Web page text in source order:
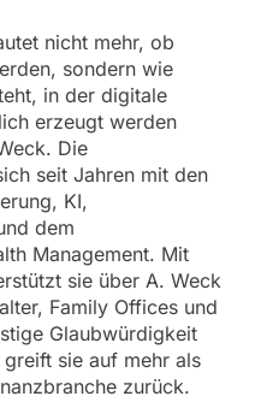
nicht mehr, ob
sondern wie
in der digitale
erzeugt werden
Die
seit Jahren mit den
KI,
dem
Management. Mit
sie über A. Weck
Family Offices und
Glaubwürdigkeit
sie auf mehr als
zurück.